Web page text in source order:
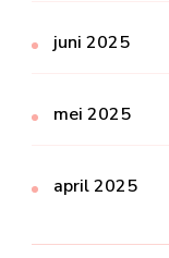
juni 2025
mei 2025
april 2025